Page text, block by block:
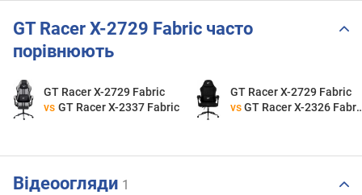
GT Racer X-2729 Fabric часто
порівнюють
GT Racer X-2729 Fabric
vs GT Racer X-2337 Fabric
GT Racer X-2729 Fabric
vs GT Racer X-2326 Fabric
Відеоогляди 1